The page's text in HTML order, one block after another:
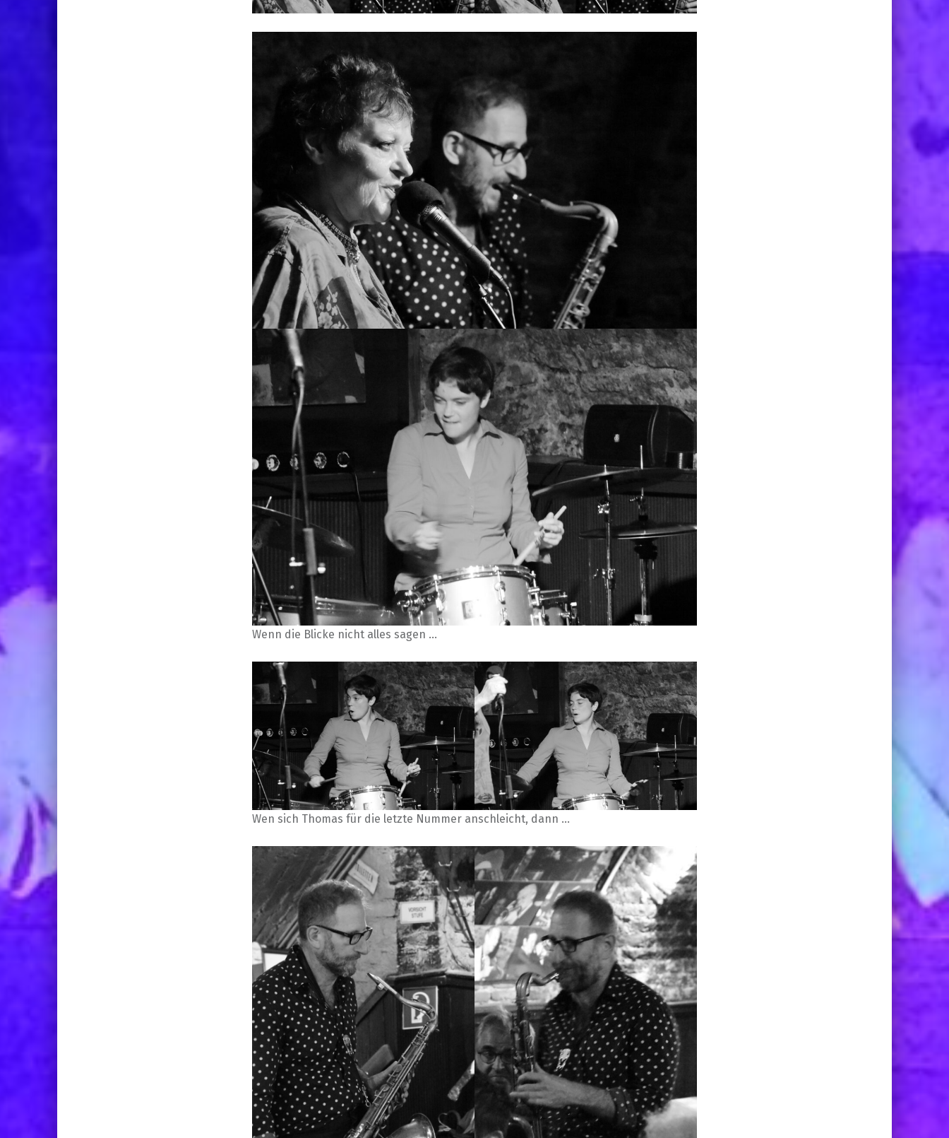
Wenn die Blicke nicht alles sagen …
Wen sich Thomas für die letzte Nummer anschleicht, dann …